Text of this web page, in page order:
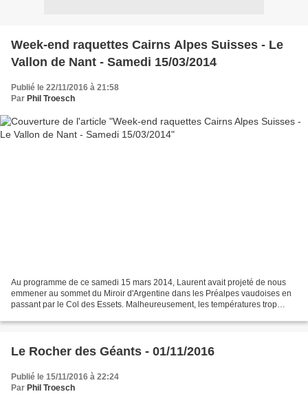
Week-end raquettes Cairns Alpes Suisses - Le
Vallon de Nant - Samedi 15/03/2014
Publié le 22/11/2016 à 21:58
Par Phil Troesch
Au programme de ce samedi 15 mars 2014, Laurent avait projeté de nous
emmener au sommet du Miroir d'Argentine dans les Préalpes vaudoises en
passant par le Col des Essets. Malheureusement, les températures trop
Le Rocher des Géants - 01/11/2016
Publié le 15/11/2016 à 22:24
Par Phil Troesch